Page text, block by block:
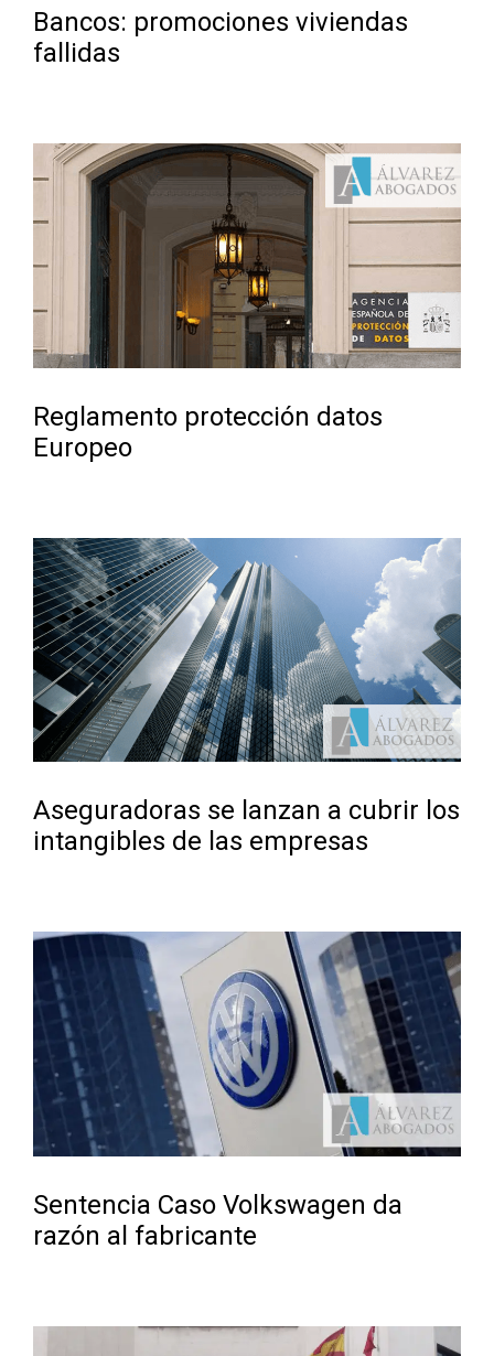
Bancos: promociones viviendas
fallidas
Reglamento protección datos
Europeo
Aseguradoras se lanzan a cubrir los
intangibles de las empresas
Sentencia Caso Volkswagen da
razón al fabricante